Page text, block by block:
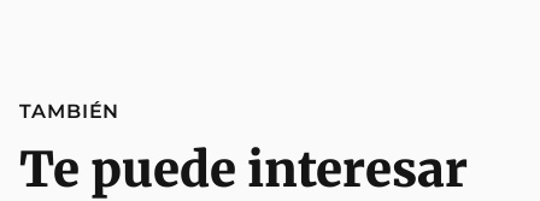
TAMBIÉN
Te puede interesar